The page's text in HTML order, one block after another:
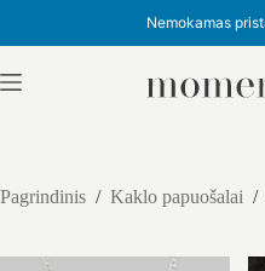
Nemokamas
to
Pagrindinis / Kaklo papuošalai /